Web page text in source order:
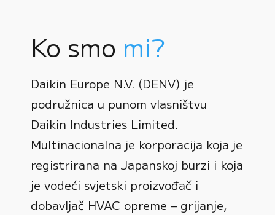
Ko smo mi?
Daikin Europe N.V. (DENV) je
podružnica u punom vlasništvu
Daikin Industries Limited.
Multinacionalna je korporacija koja je
registrirana na Japanskoj burzi i koja
je vodeći svjetski proizvođač i
dobavljač HVAC opreme – grijanje,
0